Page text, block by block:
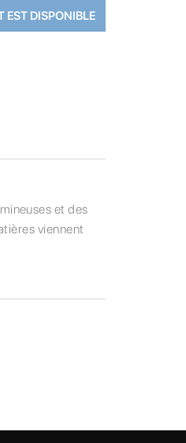
EST DISPONIBLE
et des
viennent